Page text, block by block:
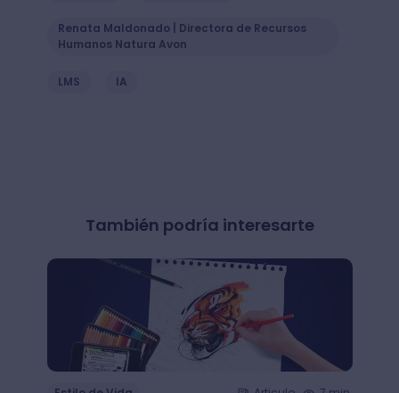
Renata Maldonado | Directora de Recursos
Humanos Natura Avon
LMS IA
También podría interesarte